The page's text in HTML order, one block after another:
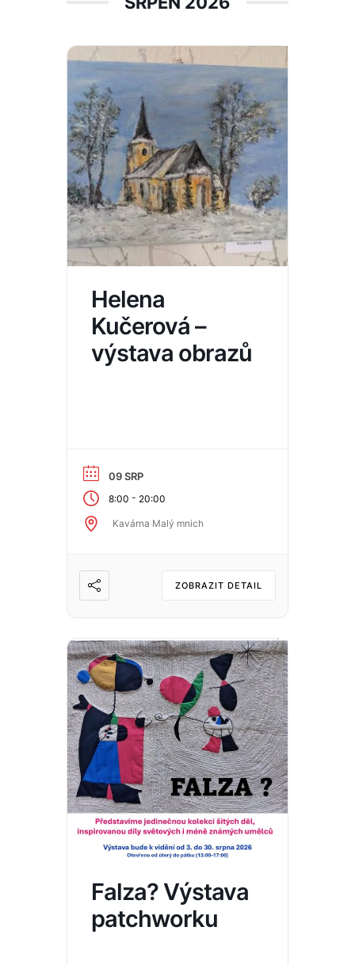
Helena
Kučerová –
výstava obrazů
09 SRP
8:00 - 20:00
Kavárna Malý mnich
ZOBRAZIT DETAIL
Falza? Výstava
patchworku